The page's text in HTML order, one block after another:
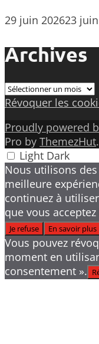
29 juin 202623
Archives
Archives
Révoquer les
Proudly powered
Pro by ThemezHut.
Light Dark
Nous utilisons
meilleure
continuez à
que vous
Je refuse
En savoir plus
Vous pouvez
moment en
consentement ».